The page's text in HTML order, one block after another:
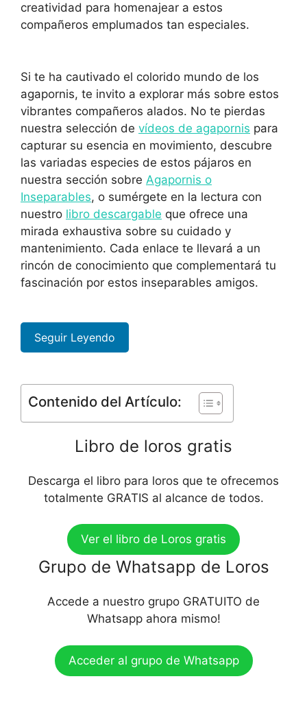
creatividad para homenajear a estos
compañeros emplumados tan especiales.
Si te ha cautivado el colorido mundo de los
agapornis, te invito a explorar más sobre estos
vibrantes compañeros alados. No te pierdas
nuestra selección de vídeos de agapornis para
capturar su esencia en movimiento, descubre
las variadas especies de estos pájaros en
nuestra sección sobre Agapornis o
Inseparables, o sumérgete en la lectura con
nuestro libro descargable que ofrece una
mirada exhaustiva sobre su cuidado y
mantenimiento. Cada enlace te llevará a un
rincón de conocimiento que complementará tu
fascinación por estos inseparables amigos.
Seguir Leyendo
Contenido del Artículo:
Libro de loros gratis
Descarga el libro para loros que te ofrecemos
totalmente GRATIS al alcance de todos.
Ver el libro de Loros gratis
Grupo de Whatsapp de Loros
Accede a nuestro grupo GRATUITO de
Whatsapp ahora mismo!
Acceder al grupo de Whatsapp